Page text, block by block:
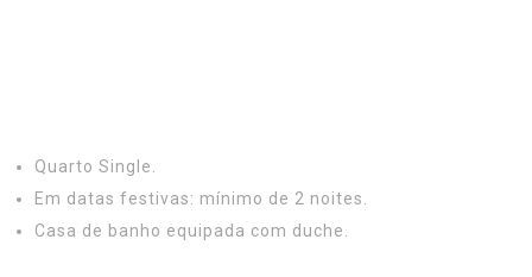
Quarto Single.
Em datas festivas: mínimo de 2 noites.
Casa de banho equipada com duche.